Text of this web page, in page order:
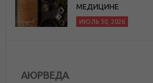
МЕДИЦИНЕ
ИЮЛЬ 30, 2026
АЮРВЕДА